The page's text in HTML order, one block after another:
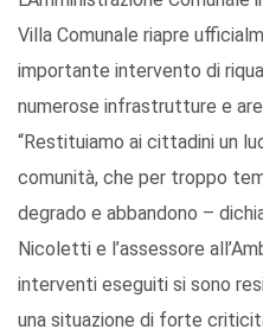
Villa Comunale riapre
importante intervento di
numerose infrastrutture e
“Restituiamo ai cittadini un
comunità, che per troppo
degrado e abbandono –
Nicoletti e l’assessore
interventi eseguiti si sono
una situazione di forte